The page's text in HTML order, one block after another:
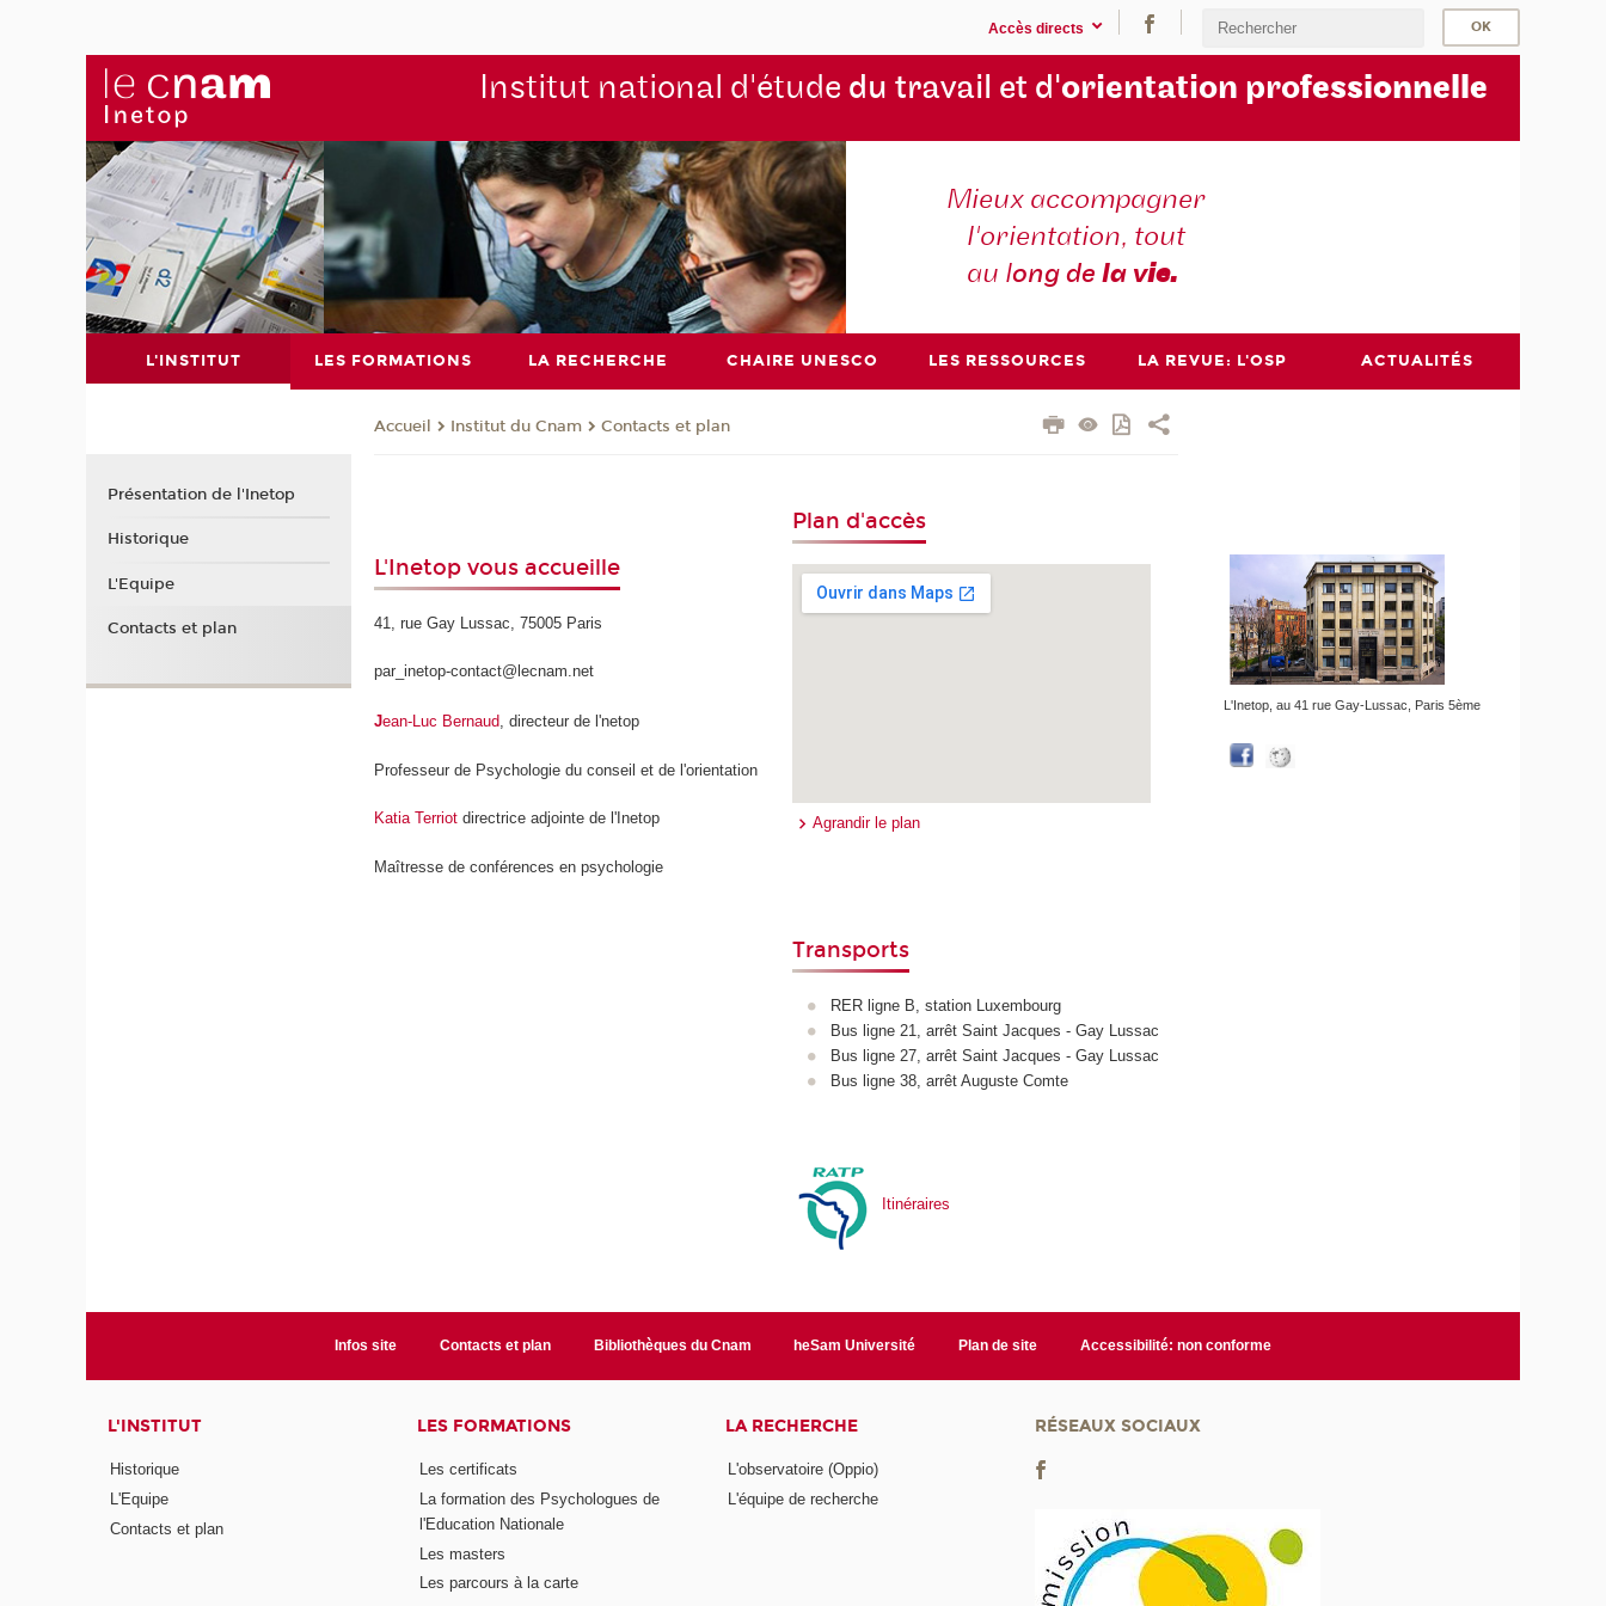
Accès directs
Institut national d'étude du travail et d'orientation professionnelle
Mieux accompagner
l'orientation, tout
au long dela vie.
L'INSTITUT LES FORMATIONS LA RECHERCHE CHAIRE UNESCO LES RESSOURCES LA REVUE: L'OSP ACTUALITÉS
Accueil Institut du Cnam Contacts et plan
L'Inetop vous accueille
41, rue Gay Lussac, 75005 Paris
par_inetop-contact@lecnam.net
Jean-Luc Bernaud, directeur de l'netop
Professeur de Psychologie du conseil et de l'orientation
Katia Terriot directrice adjointe de l'Inetop
Maîtresse de conférences en psychologie
Plan d'accès
Agrandir le plan
Transports
RER ligne B, station Luxembourg
Bus ligne 21, arrêt Saint Jacques - Gay Lussac
Bus ligne 27, arrêt Saint Jacques - Gay Lussac
Bus ligne 38, arrêt Auguste Comte
Itinéraires
L'Inetop, au 41 rue Gay-Lussac, Paris 5ème
Présentation de l'Inetop
Historique
L'Equipe
Contacts et plan
Infos site Contacts et plan Bibliothèques du Cnam heSam Université Plan de site Accessibilité: non conforme
L'INSTITUT
Historique
L'Equipe
Contacts et plan
LES FORMATIONS
Les certificats
La formation des Psychologues de
l'Education Nationale
Les masters
Les parcours à la carte
LA RECHERCHE
L'observatoire (Oppio)
L'équipe de recherche
RÉSEAUX SOCIAUX